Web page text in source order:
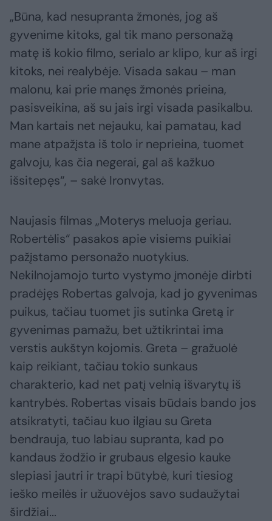
„Būna, kad nesupranta žmonės, jog aš
gyvenime kitoks, gal tik mano personažą
matę iš kokio filmo, serialo ar klipo, kur aš irgi
kitoks, nei realybėje. Visada sakau – man
malonu, kai prie manęs žmonės prieina,
pasisveikina, aš su jais irgi visada pasikalbu.
Man kartais net nejauku, kai pamatau, kad
mane atpažįsta iš tolo ir neprieina, tuomet
galvoju, kas čia negerai, gal aš kažkuo
išsitepęs“, – sakė Ironvytas.
Naujasis filmas „Moterys meluoja geriau.
Robertėlis“ pasakos apie visiems puikiai
pažįstamo personažo nuotykius.
Nekilnojamojo turto vystymo įmonėje dirbti
pradėjęs Robertas galvoja, kad jo gyvenimas
puikus, tačiau tuomet jis sutinka Gretą ir
gyvenimas pamažu, bet užtikrintai ima
verstis aukštyn kojomis. Greta – gražuolė
kaip reikiant, tačiau tokio sunkaus
charakterio, kad net patį velnią išvarytų iš
kantrybės. Robertas visais būdais bando jos
atsikratyti, tačiau kuo ilgiau su Greta
bendrauja, tuo labiau supranta, kad po
kandaus žodžio ir grubaus elgesio kauke
slepiasi jautri ir trapi būtybė, kuri tiesiog
ieško meilės ir užuovėjos savo sudaužytai
širdžiai...